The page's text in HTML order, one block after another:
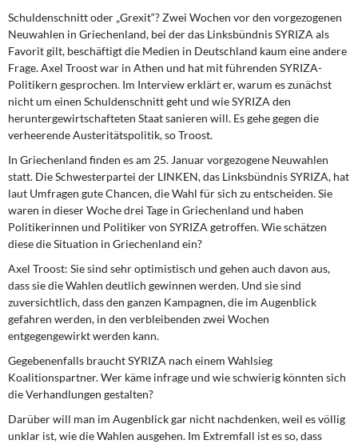
DIE LINKE
Weitere Themen
Memo-Gruppe
Institut Solidarische Moderne
Rosa-Luxemburg-Stiftung
Über mich
Kontakt
Schuldenschnitt oder „Grexit“? Zwei Wochen vor den vorgezogenen
Neuwahlen in Griechenland, bei der das Linksbündnis SYRIZA als
Favorit gilt, beschäftigt die Medien in Deutschland kaum eine andere
Frage. Axel Troost war in Athen und hat mit führenden SYRIZA-
Politikern gesprochen. Im Interview erklärt er, warum es zunächst
nicht um einen Schuldenschnitt geht und wie SYRIZA den
heruntergewirtschafteten Staat sanieren will. Es gehe gegen die
verheerende Austeritätspolitik, so Troost.
In Griechenland finden es am 25. Januar vorgezogene Neuwahlen
statt. Die Schwesterpartei der LINKEN, das Linksbündnis SYRIZA, hat
laut Umfragen gute Chancen, die Wahl für sich zu entscheiden. Sie
waren in dieser Woche drei Tage in Griechenland und haben
Politikerinnen und Politiker von SYRIZA getroffen. Wie schätzen
diese die Situation in Griechenland ein?
Axel Troost: Sie sind sehr optimistisch und gehen auch davon aus,
dass sie die Wahlen deutlich gewinnen werden. Und sie sind
zuversichtlich, dass den ganzen Kampagnen, die im Augenblick
gefahren werden, in den verbleibenden zwei Wochen
entgegengewirkt werden kann.
Gegebenenfalls braucht SYRIZA nach einem Wahlsieg
Koalitionspartner. Wer käme infrage und wie schwierig könnten sich
die Verhandlungen gestalten?
Darüber will man im Augenblick gar nicht nachdenken, weil es völlig
unklar ist, wie die Wahlen ausgehen. Im Extremfall ist es so, dass